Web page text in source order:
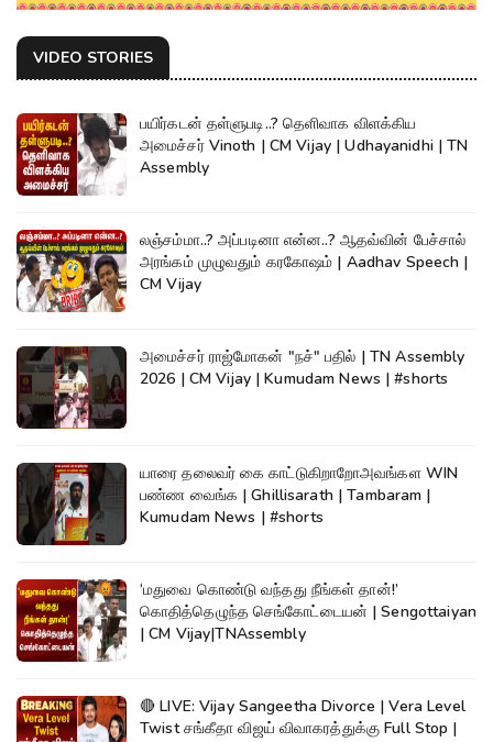
VIDEO STORIES
பயிர்கடன் தள்ளுபடி..? தெளிவாக விளக்கிய
அமைச்சர் Vinoth | CM Vijay | Udhayanidhi | TN
Assembly
லஞ்சம்மா..? அப்படினா என்ன..? ஆதவ்வின் பேச்சால்
அரங்கம் முழுவதும் கரகோஷம் | Aadhav Speech |
CM Vijay
அமைச்சர் ராஜ்மோகன் "நச்" பதில் | TN Assembly
2026 | CM Vijay | Kumudam News | #shorts
யாரை தலைவர் கை காட்டுகிறாறோஅவங்கள WIN
பண்ண வைங்க | Ghillisarath | Tambaram |
Kumudam News | #shorts
‘மதுவை கொண்டு வந்தது நீங்கள் தான்!’
கொதித்தெழுந்த செங்கோட்டையன் | Sengottaiyan
| CM Vijay|TNAssembly
🔴 LIVE: Vijay Sangeetha Divorce | Vera Level
Twist சங்கீதா விஜய் விவாகரத்துக்கு Full Stop |